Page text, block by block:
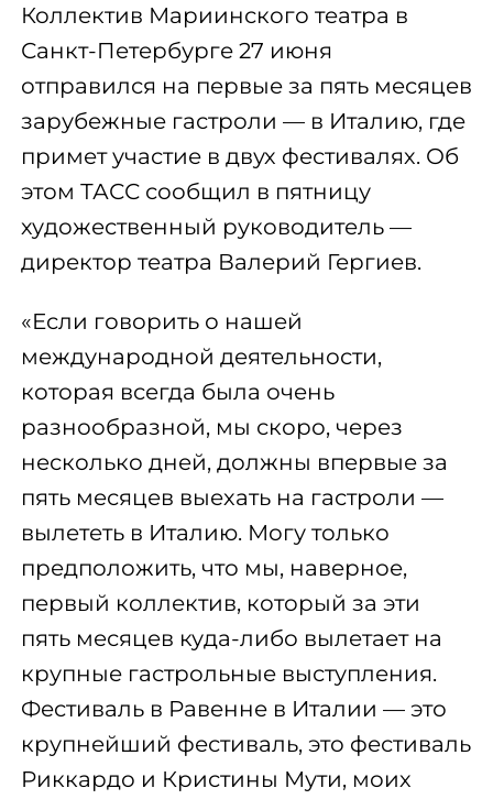
Коллектив Мариинского театра в
Санкт-Петербурге 27 июня
отправился на первые за пять месяцев
зарубежные гастроли — в Италию, где
примет участие в двух фестивалях. Об
этом ТАСС сообщил в пятницу
художественный руководитель —
директор театра Валерий Гергиев.
«Если говорить о нашей
международной деятельности,
которая всегда была очень
разнообразной, мы скоро, через
несколько дней, должны впервые за
пять месяцев выехать на гастроли —
вылететь в Италию. Могу только
предположить, что мы, наверное,
первый коллектив, который за эти
пять месяцев куда-либо вылетает на
крупные гастрольные выступления.
Фестиваль в Равенне в Италии — это
крупнейший фестиваль, это фестиваль
Риккардо и Кристины Мути, моих